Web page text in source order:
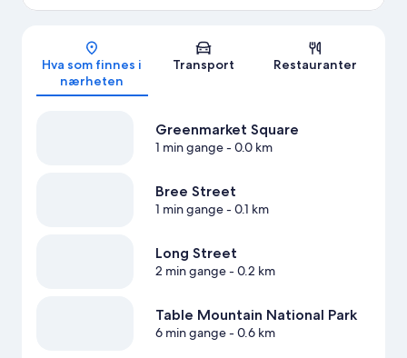
Kart
Hva som finnes i
nærheten
Transport Restauranter
Greenmarket Square
1 min gange- 0.0 km
Bree Street
1 min gange- 0.1 km
Long Street
2 min gange- 0.2 km
Table Mountain National Park
6 min gange- 0.6 km